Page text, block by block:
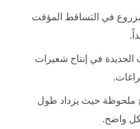
في التساقط المؤقت
الجديدة في إنتاج شعيرات
ملحوظة حيث يزداد طول
واضح.